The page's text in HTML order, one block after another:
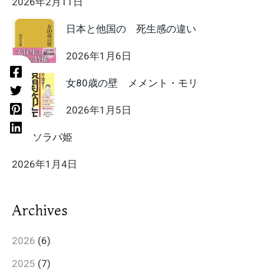
日本と他国の 死生感の違い
2026年1月6日
女80歳の壁 メメント・モリ
2026年1月5日
HIIT ソラパ姫
2026年1月4日
Archives
2026 (6)
2025 (7)